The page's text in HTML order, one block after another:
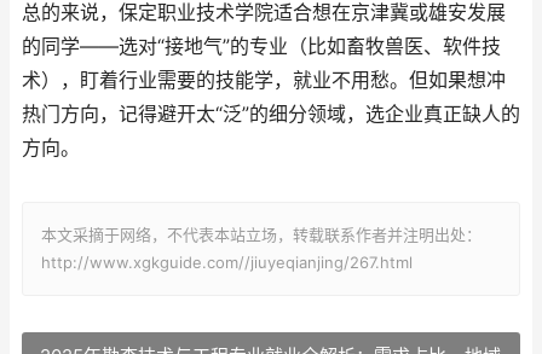
总的来说，保定职业技术学院适合想在京津冀或雄安发展
的同学——选对“接地气”的专业（比如畜牧兽医、软件技
术），盯着行业需要的技能学，就业不用愁。但如果想冲
热门方向，记得避开太“泛”的细分领域，选企业真正缺人的
方向。
本文采摘于网络，不代表本站立场，转载联系作者并注明出处：
http://www.xgkguide.com//jiuyeqianjing/267.html